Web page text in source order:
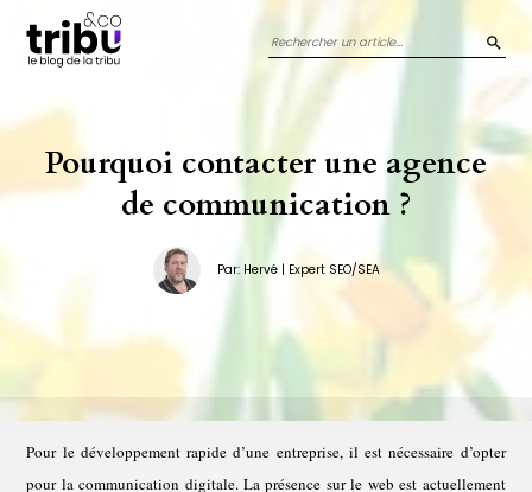
Pourquoi contacter une agence
de communication ?
Par: Hervé | Expert SEO/SEA
Pour le développement rapide d’une entreprise, il est nécessaire d’opter
pour la communication digitale. La présence sur le web est actuellement
Panneau de gestion des cookies